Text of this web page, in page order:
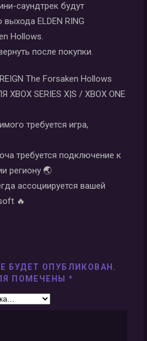
саундтрек будут
ELDEN RING
Hollows.
после покупки.
The Forsaken Hollows
SERIES X|S / XBOX ONE
требуется игра,
требуется подключение к
региону 🌏
ассоциируется вашей
🔥
БУДЕТ ОПУБЛИКОВАН.
ПОМЕЧЕНЫ *